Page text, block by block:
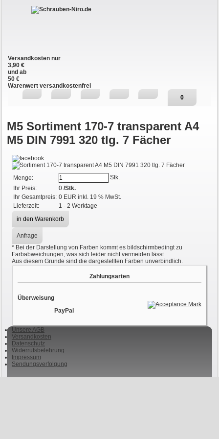
Versandkosten nur
3,90 €
und ab
50 €
Warenwert versandkostenfrei
0
M5 Sortiment 170-7 transparent A4
M5 DIN 7991 320 tlg. 7 Fächer
Menge:
Stk.
Ihr Preis:
0 /Stk.
Ihr Gesamtpreis: 0 EUR inkl. 19 % MwSt.
Lieferzeit:
1 - 2 Werktage
Anfrage
* Bei der Darstellung von Farben kommt es bildschirmbedingt zu
Farbabweichungen, was sich leider nicht vermeiden lässt.
Aus diesem Grunde sind die dargestellten Farben unverbindlich.
Zahlungsarten
Überweisung
PayPal
Unsere AGB
Versandkosten
Datenschutz
Widerrufsbelehrung
Impressum
Sendungsverfolgung